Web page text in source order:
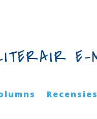
E-
Recensies